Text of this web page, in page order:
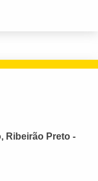
Ribeirão Preto -